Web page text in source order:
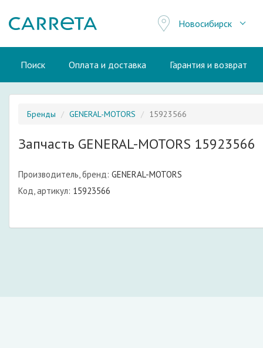
Новосибирск
Поиск Оплата и доставка Гарантия и возврат
Бренды GENERAL-MOTORS 15923566
Запчасть GENERAL-MOTORS 15923566
Производитель, бренд: GENERAL-MOTORS
Код, артикул: 15923566